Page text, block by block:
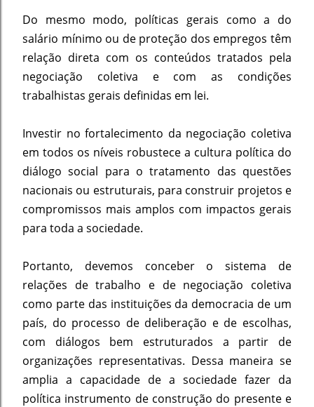
Do mesmo modo, políticas gerais como a do
salário mínimo ou de proteção dos empregos têm
relação direta com os conteúdos tratados pela
negociação coletiva e com as condições
trabalhistas gerais definidas em lei.
Investir no fortalecimento da negociação coletiva
em todos os níveis robustece a cultura política do
diálogo social para o tratamento das questões
nacionais ou estruturais, para construir projetos e
compromissos mais amplos com impactos gerais
para toda a sociedade.
Portanto, devemos conceber o sistema de
relações de trabalho e de negociação coletiva
como parte das instituições da democracia de um
país, do processo de deliberação e de escolhas,
com diálogos bem estruturados a partir de
organizações representativas. Dessa maneira se
amplia a capacidade de a sociedade fazer da
política instrumento de construção do presente e